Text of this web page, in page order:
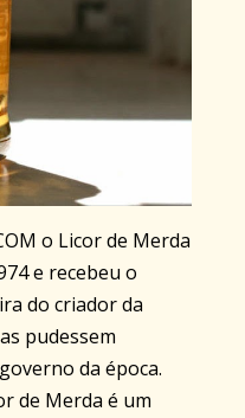
o Licor de Merda
e recebeu o
do criador da
pudessem
da época.
de Merda é um